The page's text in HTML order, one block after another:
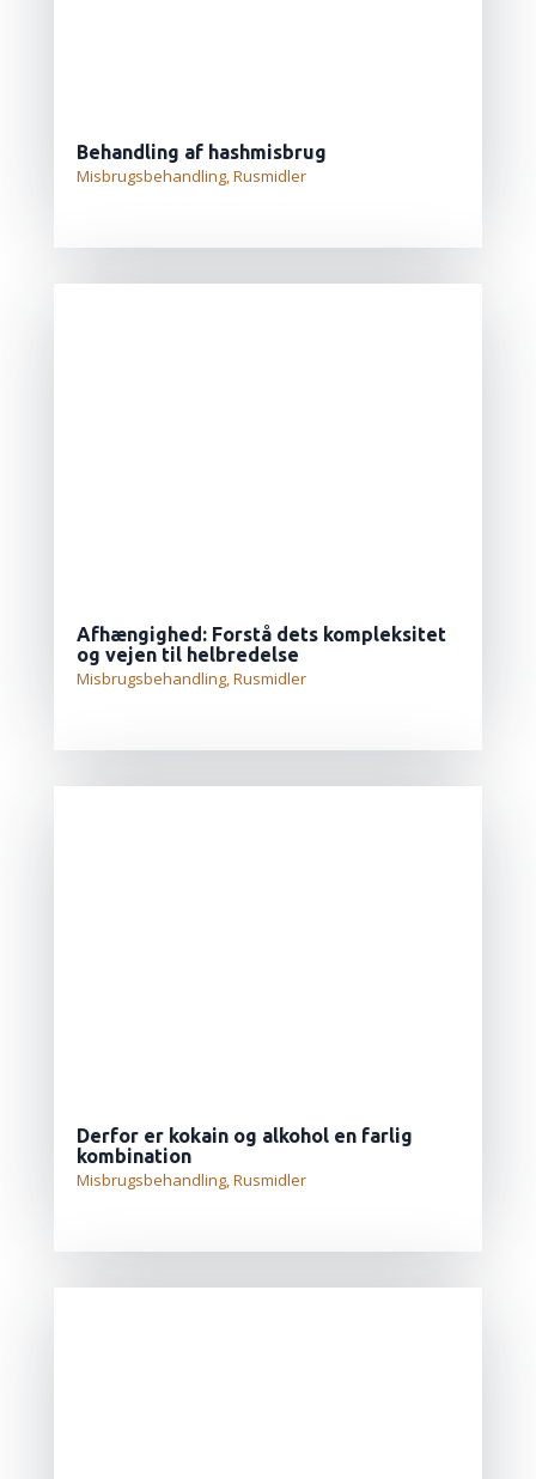
Behandling af hashmisbrug
Misbrugsbehandling,Rusmidler
Afhængighed: Forstå dets kompleksitet
og vejen til helbredelse
Misbrugsbehandling, Rusmidler
Derfor er kokain og alkohol en farlig
kombination
Misbrugsbehandling,Rusmidler